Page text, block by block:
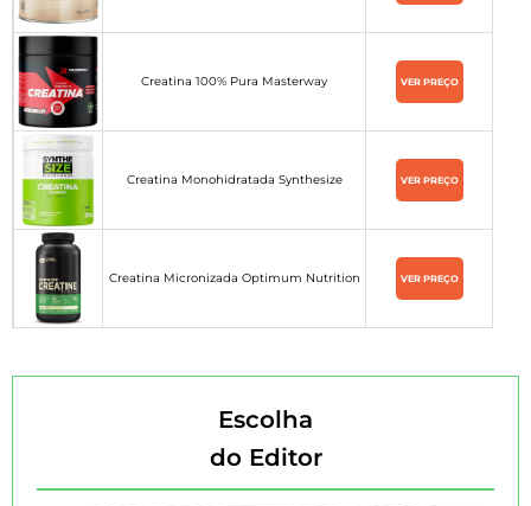
Creatina 100% Pura Masterway VER PREÇO
Creatina Monohidratada Synthesize VER PREÇO
Creatina Micronizada Optimum Nutrition VER PREÇO
Escolha
do Editor